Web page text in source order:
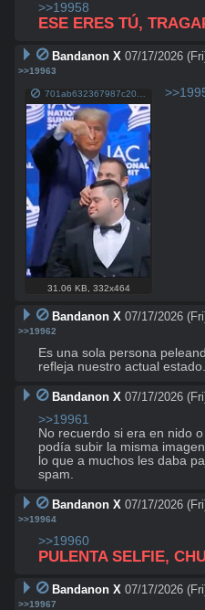
>>19958
ESE ERES TÚ,
Bandanon X 07/17/2026
>>19963
31.06 KB 332x464
Bandanon X 07/17/2026
>>19962
Es una sola persona
refleja nuestro actual estado.
Bandanon X 07/17/2026
>>19961
No recuerdo si era en nido
podía subir la misma
lo que a muchos les daba
spam.
Bandanon X 07/17/2026
>>19964
>>19960
PULENTA SELFIE,
Bandanon X 07/17/2026
>>19967